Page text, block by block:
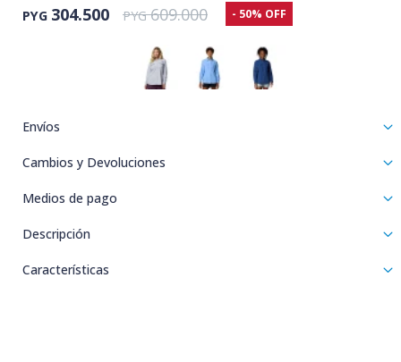
PYG 304.500 PYG 609.000 50
Envíos
Cambios y Devoluciones
Medios de pago
Descripción
Características